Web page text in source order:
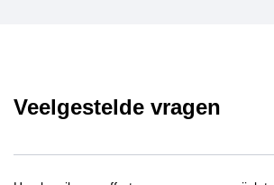
Veelgestelde vragen